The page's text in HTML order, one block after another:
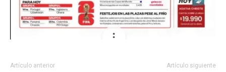
Artículo anterior Artículo siguiente